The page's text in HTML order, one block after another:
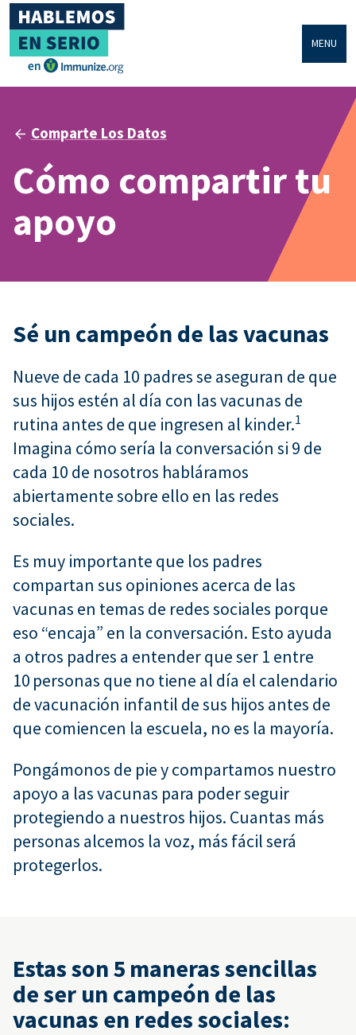
MENU
Comparte Los Datos
Cómo compartir tu
apoyo
Sé un campeón de las vacunas
Nueve de cada 10 padres se aseguran de que
sus hijos estén al día con las vacunas de
rutina antes de que ingresen al kinder.1
Imagina cómo sería la conversación si 9 de
cada 10 de nosotros habláramos
abiertamente sobre ello en las redes
sociales.
Es muy importante que los padres
compartan sus opiniones acerca de las
vacunas en temas de redes sociales porque
eso “encaja” en la conversación. Esto ayuda
a otros padres a entender que ser 1 entre
10 personas que no tiene al día el calendario
de vacunación infantil de sus hijos antes de
que comiencen la escuela, no es la mayoría.
Pongámonos de pie y compartamos nuestro
apoyo a las vacunas para poder seguir
protegiendo a nuestros hijos. Cuantas más
personas alcemos la voz, más fácil será
protegerlos.
Estas son 5 maneras sencillas
de ser un campeón de las
vacunas en redes sociales: